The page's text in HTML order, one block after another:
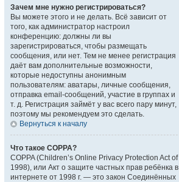
Зачем мне нужно регистрироваться?
Вы можете этого и не делать. Всё зависит от
того, как администратор настроил
конференцию: должны ли вы
зарегистрироваться, чтобы размещать
сообщения, или нет. Тем не менее регистрация
даёт вам дополнительные возможности,
которые недоступны анонимным
пользователям: аватары, личные сообщения,
отправка email-сообщений, участие в группах и
т. д. Регистрация займёт у вас всего пару минут,
поэтому мы рекомендуем это сделать.
Вернуться к началу
Что такое COPPA?
COPPA (Children’s Online Privacy Protection Act of
1998), или Акт о защите частных прав ребёнка в
интернете от 1998 г. — это закон Соединённых